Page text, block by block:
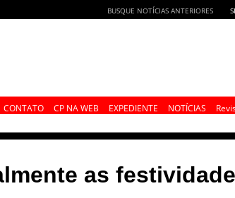
BUSQUE NOTÍCIAS ANTERIORES
CONTATO CP NA WEB EXPEDIENTE NOTÍCIAS
as